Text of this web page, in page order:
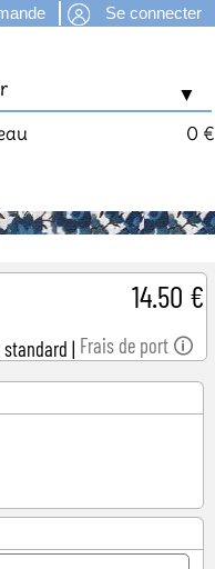
Se connecter
▼
0 €
standard | Frais de port 🛈
14.50 €